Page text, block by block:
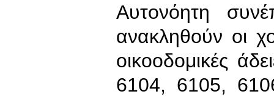
Αυτονόητη
ανακληθούν οι
οικοοδομικές
6104, 6105,